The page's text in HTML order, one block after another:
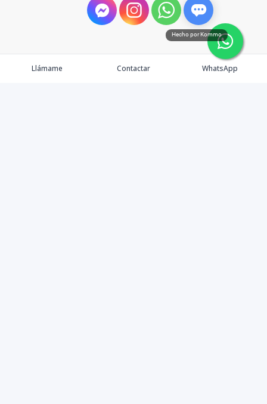
Llámame Contactar WhatsApp
Hecho por Kommo